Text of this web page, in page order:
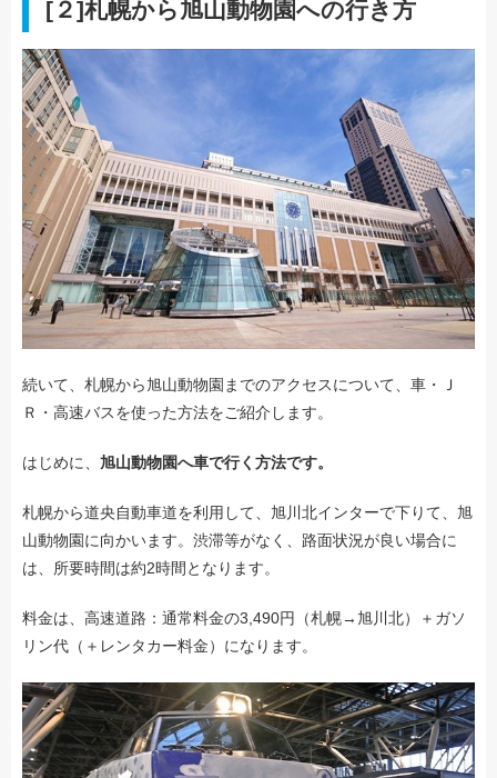
[２]札幌から旭山動物園への行き方
続いて、札幌から旭山動物園までのアクセスについて、車・Ｊ
Ｒ・高速バスを使った方法をご紹介します。
はじめに、 旭山動物園へ車で行く方法です。
札幌から道央自動車道を利用して、旭川北インターで下りて、旭
山動物園に向かいます。渋滞等がなく、路面状況が良い場合に
は、所要時間は約2時間となります。
料金は、高速道路：通常料金の3,490円（札幌→旭川北）＋ガソ
リン代（＋レンタカー料金）になります。